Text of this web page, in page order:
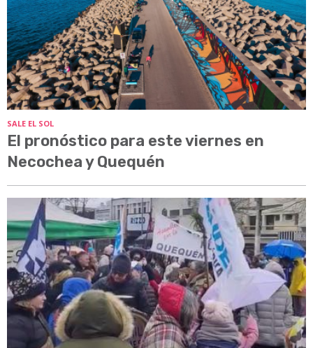
SALE EL SOL
El pronóstico para este viernes en
Necochea y Quequén